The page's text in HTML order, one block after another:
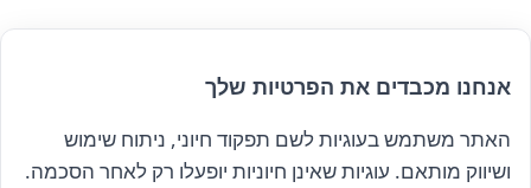
אנחנו מכבדים את הפרטיות שלך
האתר משתמש בעוגיות לשם תפקוד חיוני, ניתוח שימוש
ושיווק מותאם. עוגיות שאינן חיוניות יופעלו רק לאחר הסכמה.